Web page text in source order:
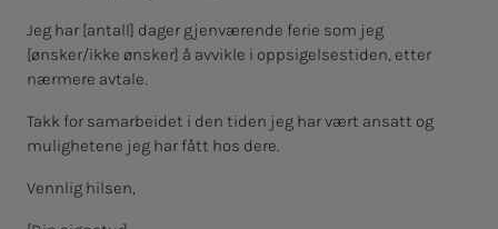
Jeg har [antall] dager gjenværende ferie som jeg
[ønsker/ikke ønsker] å avvikle i oppsigelsestiden, etter
nærmere avtale.
Takk for samarbeidet i den tiden jeg har vært ansatt og
mulighetene jeg har fått hos dere.
Vennlig hilsen,